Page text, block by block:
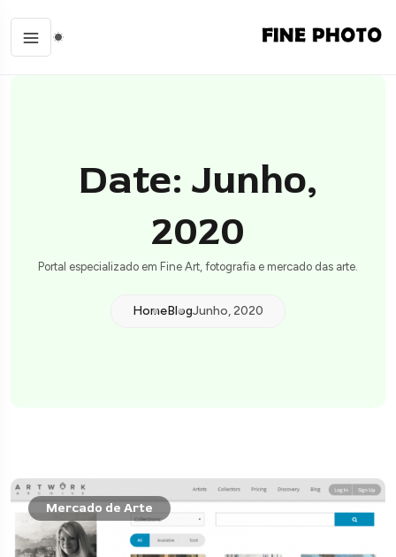
Date: Junho,
2020
Portal especializado em Fine Art, fotografia e mercado das arte.
HomeBlogJunho, 2020
Mercado de Arte